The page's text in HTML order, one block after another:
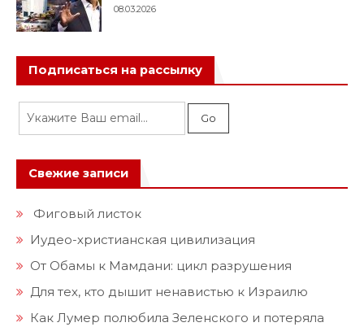
08.03.2026
Подписаться на рассылку
Свежие записи
Фиговый листок
Иудео-христианская цивилизация
От Обамы к Мамдани: цикл разрушения
Для тех, кто дышит ненавистью к Израилю
Как Лумер полюбила Зеленского и потеряла